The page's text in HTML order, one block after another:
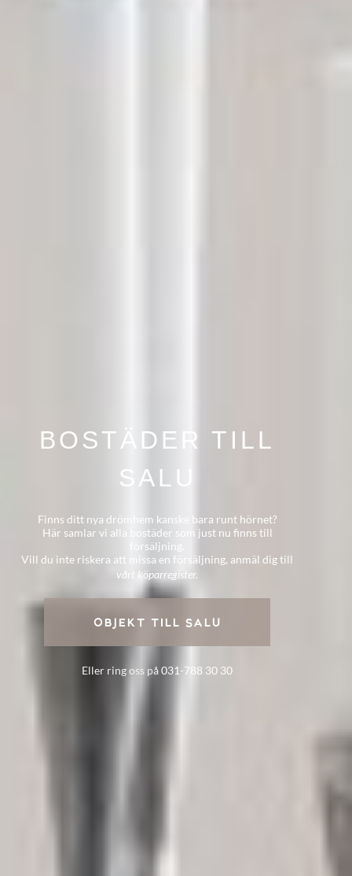
BOSTÄDER TILL
SALU
Finns ditt nya drömhem kanske bara runt hörnet?
Här samlar vi alla bostäder som just nu finns till
försäljning.
Vill du inte riskera att missa en försäljning, anmäl dig till
vårt köparregister.
OBJEKT TILL SALU
Eller ring oss på031-788 30 30